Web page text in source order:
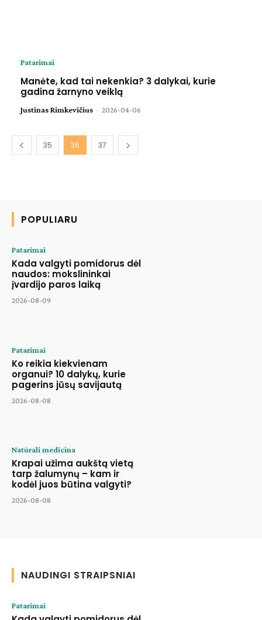
Patarimai
Manėte, kad tai nekenkia? 3 dalykai, kurie
gadina žarnyno veiklą
Justinas Rimkevičius - 2026-04-06
35 36 37
POPULIARU
Patarimai
Kada valgyti pomidorus dėl
naudos: mokslininkai
įvardijo paros laiką
2026-08-09
Patarimai
Ko reikia kiekvienam
organui? 10 dalykų, kurie
pagerins jūsų savijautą
2026-08-08
Natūrali medicina
Krapai užima aukštą vietą
tarp žalumynų – kam ir
kodėl juos būtina valgyti?
2026-08-08
NAUDINGI STRAIPSNIAI
Patarimai